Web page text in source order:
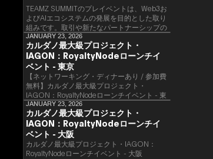
る、特別な2日間となります。このたび、公
式アジェンダが公開されました。（※登壇者
のスケジュール等の都合により、開催までに
内容が変更となる可能性があります。）
TEAMZ SUMMITのプレイベントは、Web3お
よびAIエコシステムの発展を目的とした取り
組みです。​取引や新たなパートナーシップの
90％以上が対面で生まれることから、
TEAMZでは本イベント前に定員制の交流会
を開催し、リラックスした雰囲気の中で質の
高いネットワーキングを促進しています。
JANUARY 23, 2026
カルダノ最大級プロジェクト・
IAGON：RoyaltyNodeローンチイ
ベント - 東京
【ネットワーキング・ディナーあり / 参加費
無料】カルダノ最大級プロジェクト・
IAGON：RoyaltyNodeローンチイベント - 東
京
JANUARY 23, 2026
カルダノ最大級プロジェクト・
IAGON：RoyaltyNodeローンチイ
ベント - 大阪
​カルダノ最大級プロジェクト・IAGON：
RoyaltyNodeローンチイベント - 大阪